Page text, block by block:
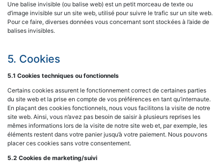
Une balise invisible (ou balise web) est un petit morceau de texte ou
d’image invisible sur un site web, utilisé pour suivre le trafic sur un site web.
Pour ce faire, diverses données vous concernant sont stockées à l’aide de
balises invisibles.
5. Cookies
5.1 Cookies techniques ou fonctionnels
Certains cookies assurent le fonctionnement correct de certaines parties
du site web et la prise en compte de vos préférences en tant qu’internaute.
En plaçant des cookies fonctionnels, nous vous facilitons la visite de notre
site web. Ainsi, vous n’avez pas besoin de saisir à plusieurs reprises les
mêmes informations lors de la visite de notre site web et, par exemple, les
éléments restent dans votre panier jusqu’à votre paiement. Nous pouvons
placer ces cookies sans votre consentement.
5.2 Cookies de marketing/suivi